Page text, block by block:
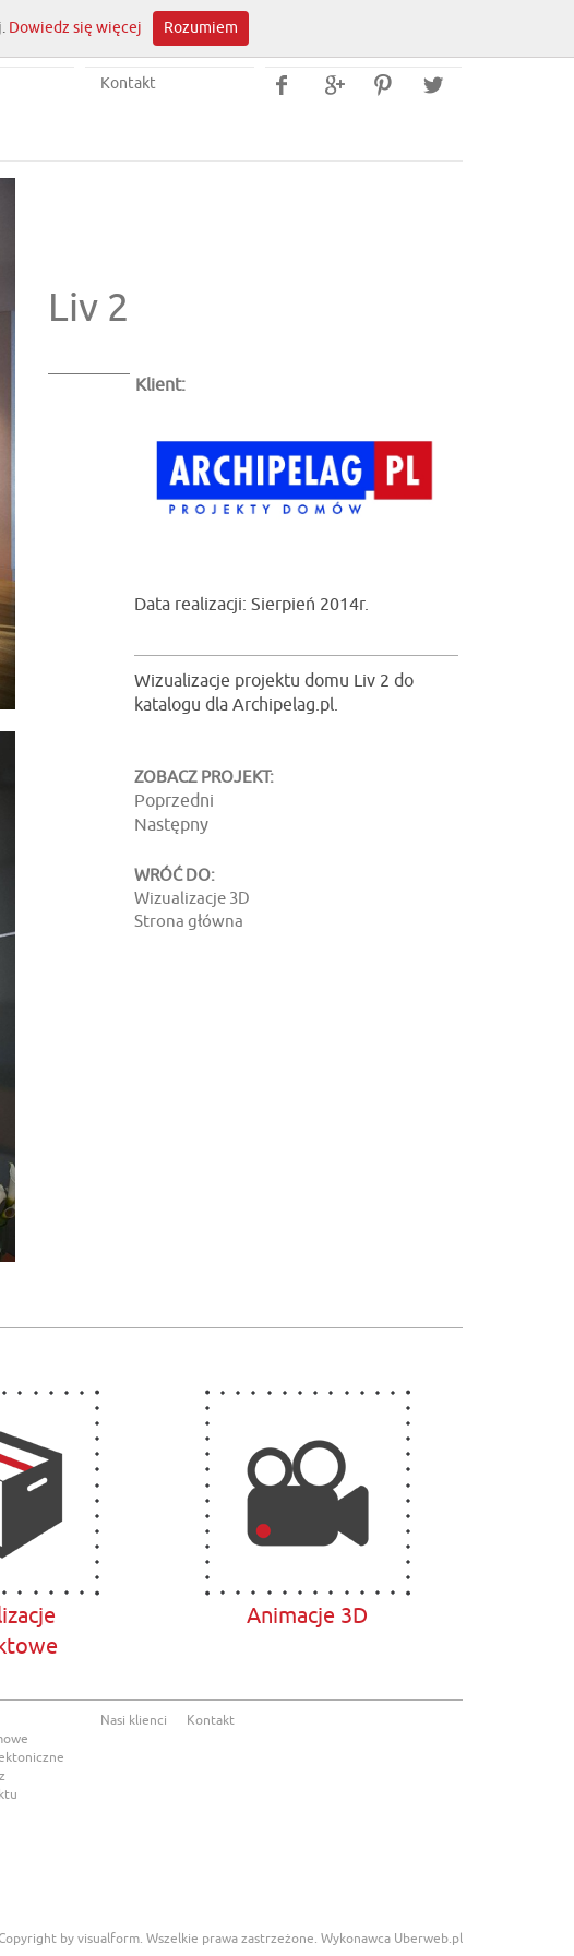
   
Kontakt
Liv 2
Klient:
Data realizacji: Sierpień 2014r.
Wizualizacje projektu domu Liv 2 do
katalogu dla Archipelag.pl.
ZOBACZ PROJEKT:
Poprzedni
Następny
WRÓĆ DO:
Wizualizacje 3D
Strona główna
Animacje 3D
Nasi klienci Kontakt
by visualform. Wszelkie prawa zastrzeżone. Wykonawca Uberweb.pl
Dowiedz się więcej Rozumiem